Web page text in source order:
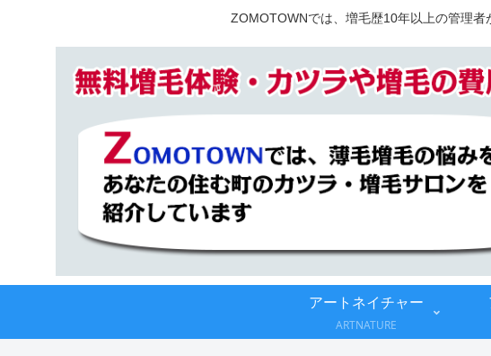
ZOMOTOWNでは、増毛歴10年以上の管理
アートネイチャー
ARTNATURE